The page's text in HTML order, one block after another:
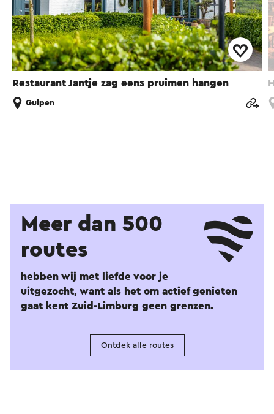
Restaurant Jantje zag eens pruimen hangen
Gulpen
Meer dan 500
routes
hebben wij met liefde voor je
uitgezocht, want als het om actief genieten
gaat kent Zuid-Limburg geen grenzen.
Ontdek alle routes